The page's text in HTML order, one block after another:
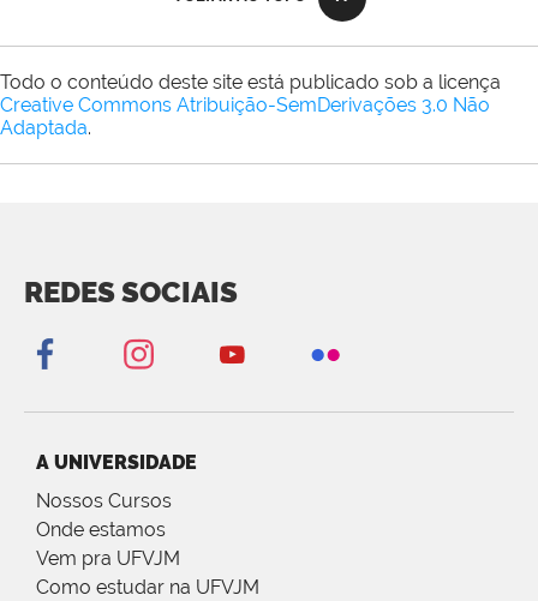
Todo o conteúdo deste site está publicado sob a licença
Creative Commons Atribuição-SemDerivações 3.0 Não
Adaptada.
REDES SOCIAIS
A UNIVERSIDADE
Nossos Cursos
Onde estamos
Vem pra UFVJM
Como estudar na UFVJM